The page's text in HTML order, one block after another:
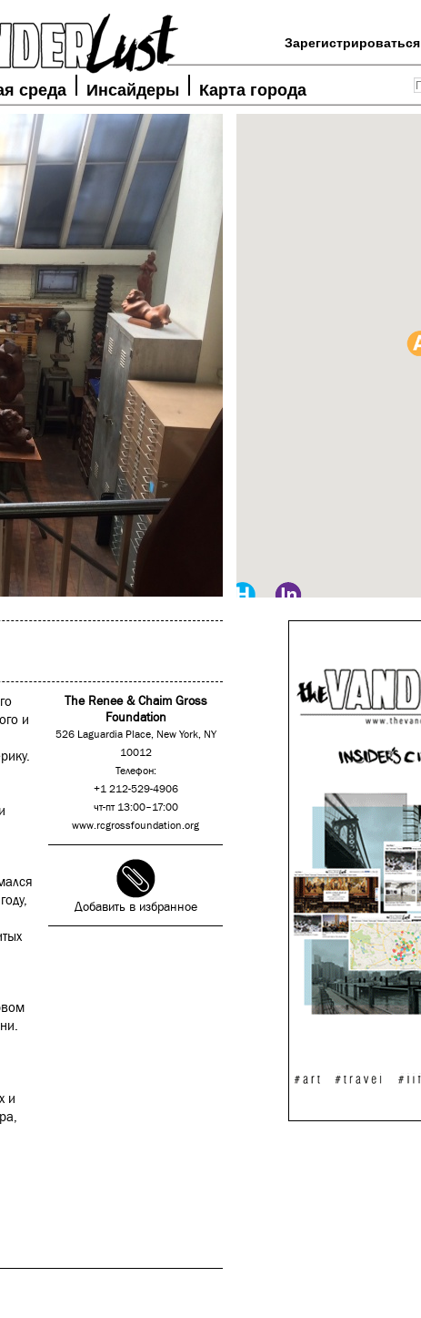
Зарегистрироваться
среда Инсайдеры Карта города
The Renee & Chaim Gross
Foundation
526 Laguardia Place, New York, NY
10012
Телефон:
+1 212-529-4906
чт-пт 13:00–17:00
www.rcgrossfoundation.org
Добавить в избранное
и
и